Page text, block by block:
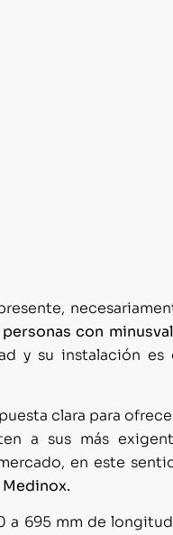
con
y su instalación es
clara para
a sus más
en este
Medinox.
a 695 mm de